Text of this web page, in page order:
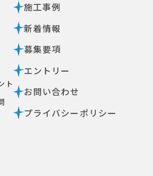
ト
施工事例
新着情報
募集要項
エントリー
お問い合わせ
プライバシーポリシー